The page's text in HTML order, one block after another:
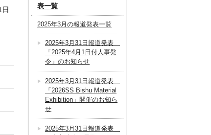
表一覧
2025年3月の報道発表一覧
2025年3月31日報道発表
「2025年4月1日付人事発
令」のお知らせ
2025年3月31日報道発表
「2026SS Bishu Material
Exhibition」開催のお知ら
せ
2025年3月31日報道発表